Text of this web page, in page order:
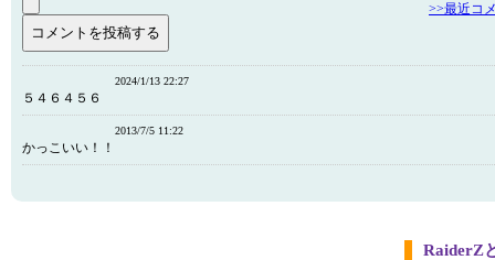
>>最近コ
2024/1/13 22:27
５４６４５６
2013/7/5 11:22
かっこいい！！
RaiderZ